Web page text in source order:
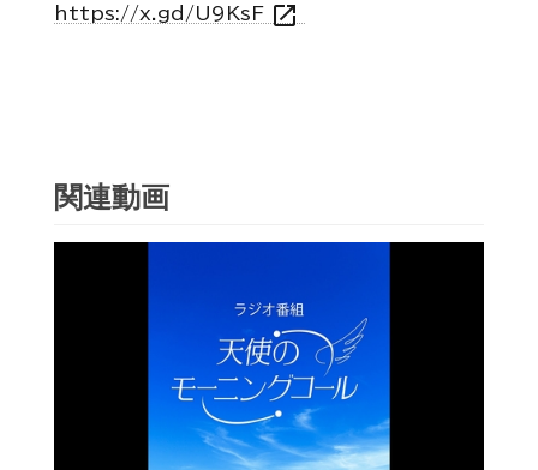
https://x.gd/U9KsF open_in_new
関連動画